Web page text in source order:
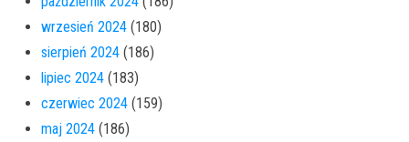
wrzesień 2024 (180)
sierpień 2024 (186)
lipiec 2024 (183)
czerwiec 2024 (159)
maj 2024 (186)